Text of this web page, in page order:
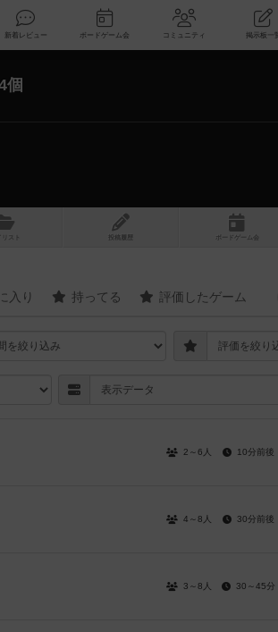
検索 新着レビュー ボードゲーム会 コミュニティ
個
リスト 投稿履歴 ボ ドゲ ーム
入り 持ってる 評価したゲーム
2～6人 10分前後
4～8人 30分前後
3～8人 30～45分